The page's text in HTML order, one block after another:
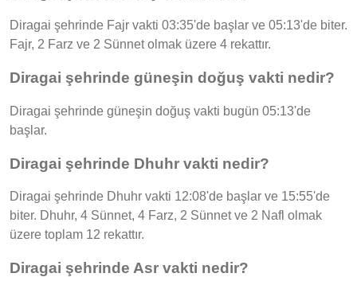
Diragai şehrinde Fajr vakti 03:35'de başlar ve 05:13'de biter.
Fajr, 2 Farz ve 2 Sünnet olmak üzere 4 rekattır.
Diragai şehrinde güneşin doğuş vakti nedir?
Diragai şehrinde güneşin doğuş vakti bugün 05:13'de
başlar.
Diragai şehrinde Dhuhr vakti nedir?
Diragai şehrinde Dhuhr vakti 12:08'de başlar ve 15:55'de
biter. Dhuhr, 4 Sünnet, 4 Farz, 2 Sünnet ve 2 Nafl olmak
üzere toplam 12 rekattır.
Diragai şehrinde Asr vakti nedir?